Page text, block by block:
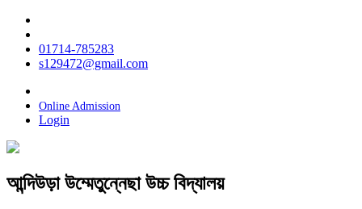
01714-785283
s129472@gmail.com
Online Admission
Login
আন্দিউড়া উম্মেতুন্নেছা উচ্চ বিদ্যালয়